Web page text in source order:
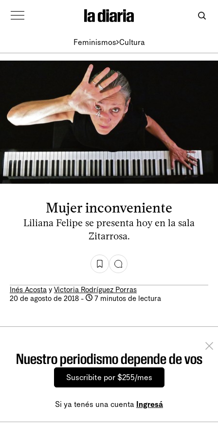
Feminismos Cultura
Mujer inconveniente
Liliana Felipe se presenta hoy en la sala
Zitarrosa.
Inés Acosta y Victoria Rodríguez Porras
20 de agosto de 2018 - 7 minutos de lectura
Nuestro periodismo depende de vos
Suscribite por $255/mes
Si ya tenés una cuenta Ingresá